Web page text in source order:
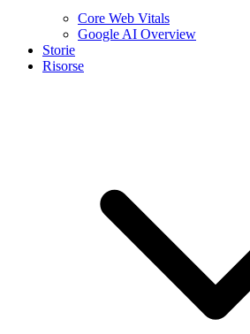
Core Web Vitals
Google AI Overview
Storie
Risorse